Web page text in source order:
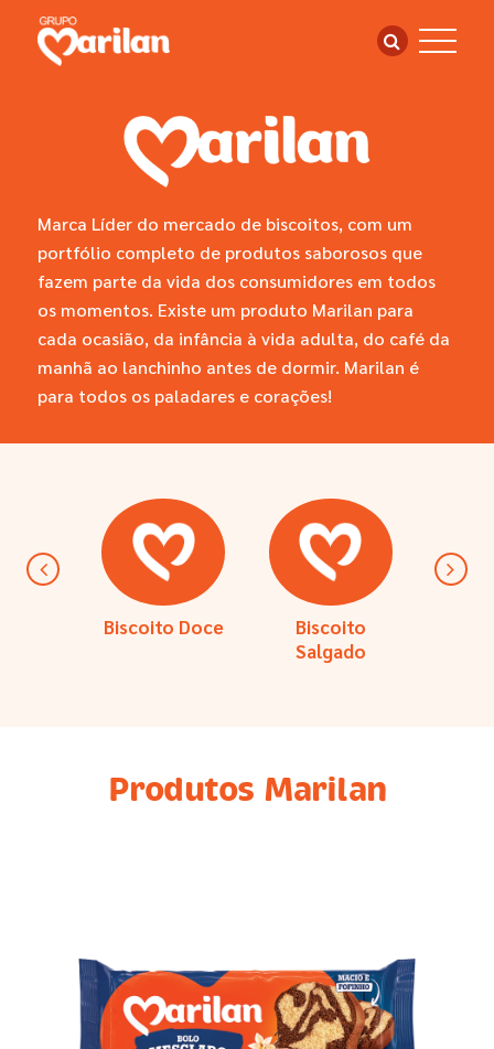
Marca Líder do mercado de biscoitos, com um
portfólio completo de produtos saborosos que
fazem parte da vida dos consumidores em todos
os momentos. Existe um produto Marilan para
cada ocasião, da infância à vida adulta, do café da
manhã ao lanchinho antes de dormir. Marilan é
para todos os paladares e corações!
Biscoito Doce
Biscoito
Salgado
Produtos Marilan